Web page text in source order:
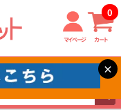
マイページ カート
0
＞＞ ×
×